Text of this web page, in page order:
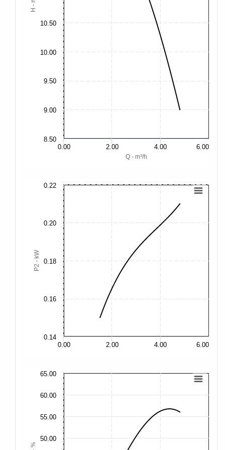
Q - m³/h
H - m
0.00 2.00 4.00 6.00
8.50
9.00
9.50
10.00
10.50
P2 - kW
0.00 2.00 4.00 6.00
0.14
0.16
0.18
0.20
0.22
50.00
55.00
60.00
65.00